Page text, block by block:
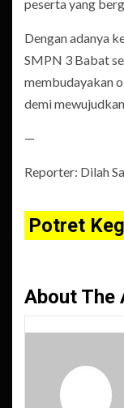
peserta yang
Dengan adanya
SMPN 3 Babat
membudayakan
demi
—
Reporter: Dilah
Potret
About The